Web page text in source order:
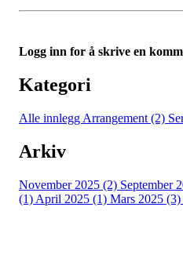
Logg inn for å skrive en
Kategori
Alle innlegg Arrangement (2)
Arkiv
November 2025 (2) September
(1) April 2025 (1) Mars 2025 (3)